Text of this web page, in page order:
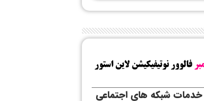
خدمات شبکه های اجتماعی